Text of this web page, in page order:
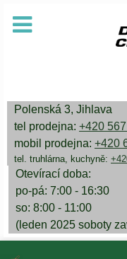
Polenská 3, Jihlava
tel prodejna: +420
mobil prodejna: +420
tel. truhlárna, kuchyně:
Otevírací doba:
po-pá: 7:00 - 16:30
so: 8:00 - 11:00
(leden 2025 soboty